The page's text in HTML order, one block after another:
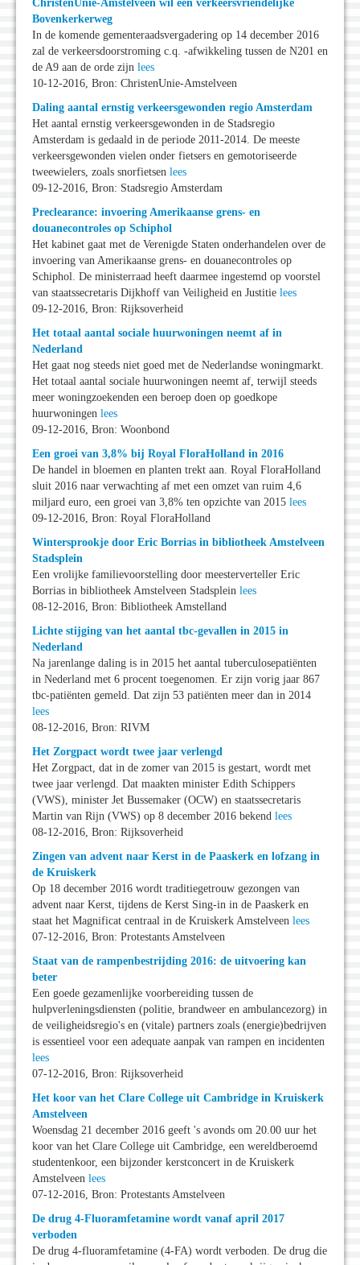
ChristenUnie-Amstelveen wil een verkeersvriendelijke
Bovenkerkerweg
In de komende gementeraadsvergadering op 14 december 2016
zal de verkeersdoorstroming c.q. -afwikkeling tussen de N201 en
de A9 aan de orde zijn lees
10-12-2016, Bron: ChristenUnie-Amstelveen
Daling aantal ernstig verkeersgewonden regio Amsterdam
Het aantal ernstig verkeersgewonden in de Stadsregio
Amsterdam is gedaald in de periode 2011-2014. De meeste
verkeersgewonden vielen onder fietsers en gemotoriseerde
tweewielers, zoals snorfietsen lees
09-12-2016, Bron: Stadsregio Amsterdam
Preclearance: invoering Amerikaanse grens- en
douanecontroles op Schiphol
Het kabinet gaat met de Verenigde Staten onderhandelen over de
invoering van Amerikaanse grens- en douanecontroles op
Schiphol. De ministerraad heeft daarmee ingestemd op voorstel
van staatssecretaris Dijkhoff van Veiligheid en Justitie lees
09-12-2016, Bron: Rijksoverheid
Het totaal aantal sociale huurwoningen neemt af in
Nederland
Het gaat nog steeds niet goed met de Nederlandse woningmarkt.
Het totaal aantal sociale huurwoningen neemt af, terwijl steeds
meer woningzoekenden een beroep doen op goedkope
huurwoningen lees
09-12-2016, Bron: Woonbond
Een groei van 3,8% bij Royal FloraHolland in 2016
De handel in bloemen en planten trekt aan. Royal FloraHolland
sluit 2016 naar verwachting af met een omzet van ruim 4,6
miljard euro, een groei van 3,8% ten opzichte van 2015 lees
09-12-2016, Bron: Royal FloraHolland
Wintersprookje door Eric Borrias in bibliotheek Amstelveen
Stadsplein
Een vrolijke familievoorstelling door meesterverteller Eric
Borrias in bibliotheek Amstelveen Stadsplein lees
08-12-2016, Bron: Bibliotheek Amstelland
Lichte stijging van het aantal tbc-gevallen in 2015 in
Nederland
Na jarenlange daling is in 2015 het aantal tuberculosepatiënten
in Nederland met 6 procent toegenomen. Er zijn vorig jaar 867
tbc-patiënten gemeld. Dat zijn 53 patiënten meer dan in 2014
lees
08-12-2016, Bron: RIVM
Het Zorgpact wordt twee jaar verlengd
Het Zorgpact, dat in de zomer van 2015 is gestart, wordt met
twee jaar verlengd. Dat maakten minister Edith Schippers
(VWS), minister Jet Bussemaker (OCW) en staatssecretaris
Martin van Rijn (VWS) op 8 december 2016 bekend lees
08-12-2016, Bron: Rijksoverheid
Zingen van advent naar Kerst in de Paaskerk en lofzang in
de Kruiskerk
Op 18 december 2016 wordt traditiegetrouw gezongen van
advent naar Kerst, tijdens de Kerst Sing-in in de Paaskerk en
staat het Magnificat centraal in de Kruiskerk Amstelveen lees
07-12-2016, Bron: Protestants Amstelveen
Staat van de rampenbestrijding 2016: de uitvoering kan
beter
Een goede gezamenlijke voorbereiding tussen de
hulpverleningsdiensten (politie, brandweer en ambulancezorg) in
de veiligheidsregio's en (vitale) partners zoals (energie)bedrijven
is essentieel voor een adequate aanpak van rampen en incidenten
lees
07-12-2016, Bron: Rijksoverheid
Het koor van het Clare College uit Cambridge in Kruiskerk
Amstelveen
Woensdag 21 december 2016 geeft 's avonds om 20.00 uur het
koor van het Clare College uit Cambridge, een wereldberoemd
studentenkoor, een bijzonder kerstconcert in de Kruiskerk
Amstelveen lees
07-12-2016, Bron: Protestants Amstelveen
De drug 4-Fluoramfetamine wordt vanaf april 2017
verboden
De drug 4-fluoramfetamine (4-FA) wordt verboden. De drug die